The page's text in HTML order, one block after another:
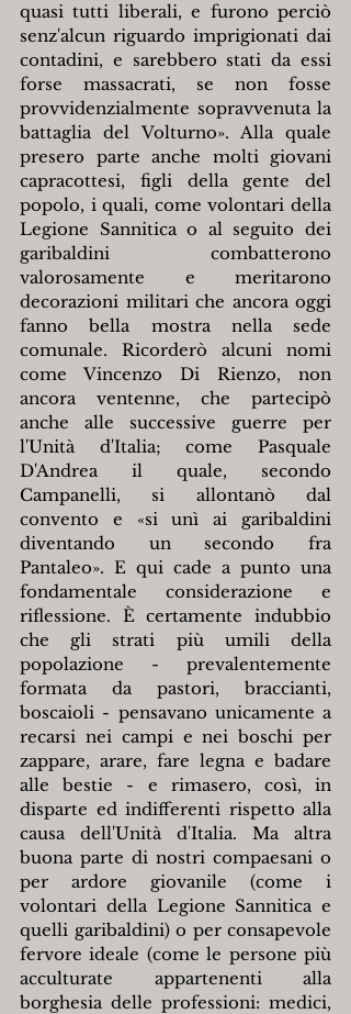
quasi tutti liberali, e furono perciò
senz'alcun riguardo imprigionati dai
contadini, e sarebbero stati da essi
forse massacrati, se non fosse
provvidenzialmente sopravvenuta la
battaglia del Volturno». Alla quale
presero parte anche molti giovani
capracottesi, figli della gente del
popolo, i quali, come volontari della
Legione Sannitica o al seguito dei
garibaldini combatterono
valorosamente e meritarono
decorazioni militari che ancora oggi
fanno bella mostra nella sede
comunale. Ricorderò alcuni nomi
come Vincenzo Di Rienzo, non
ancora ventenne, che partecipò
anche alle successive guerre per
l'Unità d'Italia; come Pasquale
D'Andrea il quale, secondo
Campanelli, si allontanò dal
convento e «si unì ai garibaldini
diventando un secondo fra
Pantaleo». E qui cade a punto una
fondamentale considerazione e
riflessione. È certamente indubbio
che gli strati più umili della
popolazione - prevalentemente
formata da pastori, braccianti,
boscaioli - pensavano unicamente a
recarsi nei campi e nei boschi per
zappare, arare, fare legna e badare
alle bestie - e rimasero, così, in
disparte ed indifferenti rispetto alla
causa dell'Unità d'Italia. Ma altra
buona parte di nostri compaesani o
per ardore giovanile (come i
volontari della Legione Sannitica e
quelli garibaldini) o per consapevole
fervore ideale (come le persone più
acculturate appartenenti alla
borghesia delle professioni: medici,